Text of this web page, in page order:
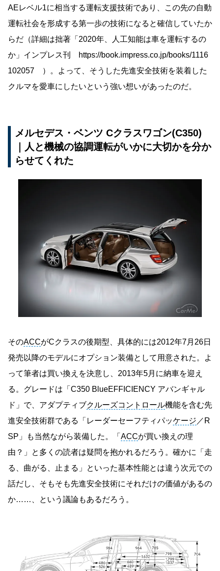
AEレベル1に相当する運転支援技術であり、この先の自動
運転社会を形成する第一歩の技術になると確信していたか
らだ（詳細は拙著「2020年、人工知能は車を運転するの
か」インプレス刊 https://book.impress.co.jp/books/1116
102057 ）。よって、そうした先進安全技術を装着した
クルマを愛車にしたいという強い想いがあったのだ。
メルセデス・ベンツ Cクラスワゴン(C350)
｜人と機械の協調運転がいかに大切かを分か
らせてくれた
そのACCがCクラスの後期型、具体的には2012年7月26日
発売以降のモデルにオプション装備として用意された。よ
って筆者は買い換えを決意し、2013年5月に納車を迎え
る。グレードは「C350 BlueEFFICIENCY アバンギャル
ド」で、アダプティブクルーズコントロール機能を含む先
進安全技術群である「レーダーセーフティパッケージ ／R
SP」も当然ながら装備した。「 ACCが買い換えの理
由？」と多くの読者は疑問を抱かれるだろう。確かに「走
る、曲がる、止まる」といった基本性能とは違う次元での
話だし、そもそも先進安全技術にそれだけの価値があるの
か……、という議論もあるだろう。